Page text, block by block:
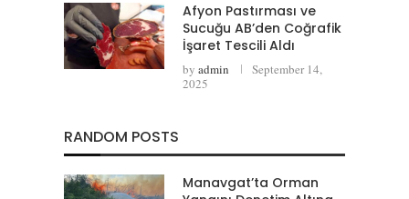
Afyon Pastırması ve
Sucuğu AB’den Coğrafik
İşaret Tescili Aldı
by admin
September 14,
2025
RANDOM POSTS
Manavgat’ta Orman